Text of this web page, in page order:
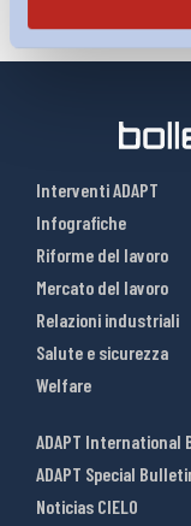
Interventi ADAPT
Infografiche
Riforme del lavoro
Mercato del lavoro
Relazioni industriali
Salute e sicurezza
Welfare
ADAPT International
ADAPT Special
Noticias CIELO